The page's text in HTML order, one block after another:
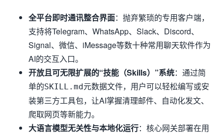
全平台即时通讯整合界面：抛弃繁琐的专用客户端，
支持将Telegram、WhatsApp、Slack、Discord、
Signal、微信、iMessage等数十种常用聊天软件作为
AI的交互入口。
开放且可无限扩展的“技能（Skills）”系统：通过简
单的SKILL.md元数据文件，用户可以轻松编写或安
装第三方工具包，让AI掌握清理邮件、自动化发文、
爬取网页等新能力。
大语言模型无关性与本地化运行：核心网关部署在用